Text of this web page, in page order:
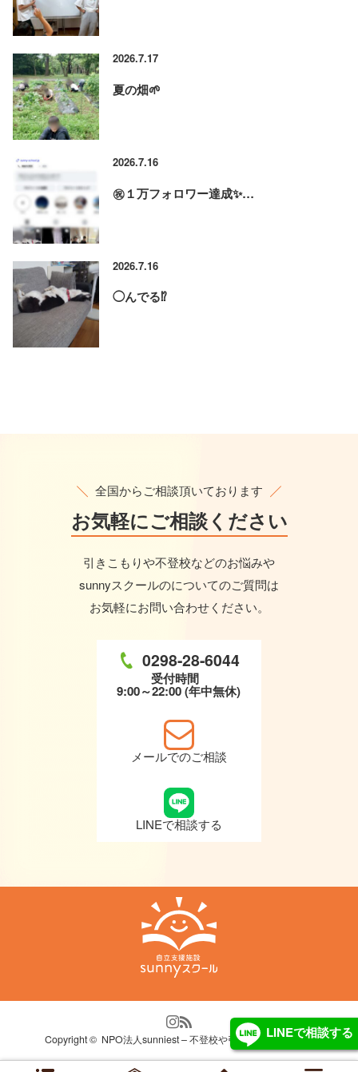
2026.7.17
夏の畑🌱
2026.7.16
㊗️１万フォロワー達成✨…
2026.7.16
◯んでる⁉️
全国からご相談頂いております
お気軽にご相談ください
引きこもりや不登校などのお悩みや
sunnyスクールのについてのご質問は
お気軽にお問い合わせください。
0298-28-6044
受付時間
9:00～22:00 (年中無休)
メールでのご相談
LINEで相談する
Copyright © NPO法人sunniest – 不登校や引きこもり自立支援
LINEで相談する